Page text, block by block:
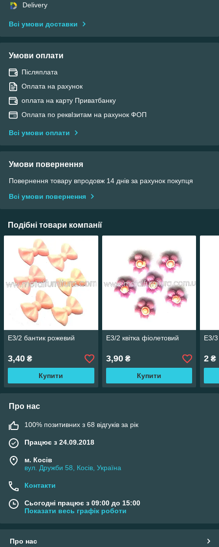
Delivery
Всі умови доставки
Умови оплати
Післяплата
Оплата на рахунок
оплата на карту Приватбанку
Оплата по реквІзитам на рахунок ФОП
Всі умови оплати
Умови повернення
Повернення товару впродовж 14 днів за рахунок покупця
Всі умови повернення
Подібні товари компанії
Е3/2 бантик рожевий
3,40 ₴
Купити
Е3/2 квітка фіолетовий
3,90₴
Купити
Е3/
2 ₴
Про нас
100% позитивних з 68 відгуків за рік
Працює з 24.09.2018
м. Косів
вул. Дружби 58, Косів, Україна
Контакти
Сьогодні працює з 09:00 до 15:00
Показати весь графік роботи
Про нас